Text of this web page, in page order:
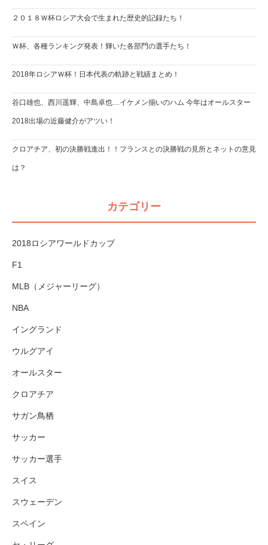
２０１８Ｗ杯ロシア大会で生まれた歴史的記録たち！
Ｗ杯、各種ランキング発表！輝いた各部門の選手たち！
2018年ロシアＷ杯！日本代表の軌跡と戦績まとめ！
谷口雄也、西川遥輝、中島卓也…イケメン揃いのハム 今年はオールスター
2018出場の近藤健介がアツい！
クロアチア、初の決勝戦進出！！フランスとの決勝戦の見所とネットの意見
は？
カテゴリー
2018ロシアワールドカップ
F1
MLB（メジャーリーグ）
NBA
イングランド
ウルグアイ
オールスター
クロアチア
サガン鳥栖
サッカー
サッカー選手
スイス
スウェーデン
スペイン